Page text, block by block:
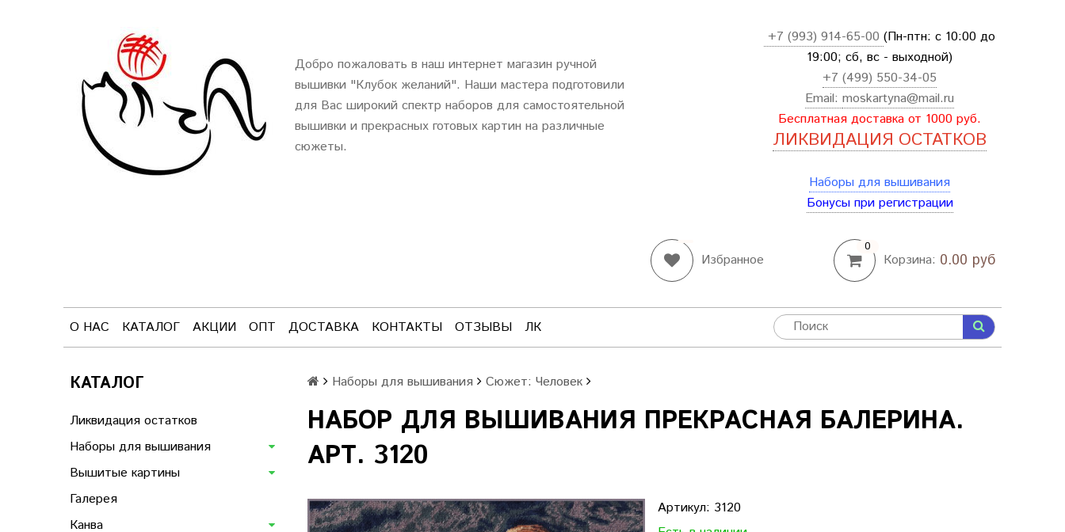
Добро пожаловать в наш интернет магазин ручной
вышивки "Клубок желаний". Наши мастера подготовили
для Вас широкий спектр наборов для самостоятельной
вышивки и прекрасных готовых картин на различные
сюжеты.
+7 (993) 914-65-00 (Пн-птн: с 10:00 до
19:00; сб, вс - выходной)
+7 (499) 550-34-05
Email: moskartyna@mail.ru
Бесплатная доставка от 1000 руб.
ЛИКВИДАЦИЯ ОСТАТКОВ
Наборы для вышивания
Бонусы при регистрации
Избранное
0
Корзина: 0.00 руб
О НАС КАТАЛОГ АКЦИИ ОПТ ДОСТАВКА КОНТАКТЫ ОТЗЫВЫ ЛК
КАТАЛОГ
Ликвидация остатков
Наборы для вышивания
Вышитые картины
Галерея
Канва
Наборы для вышивания Сюжет: Человек
НАБОР ДЛЯ ВЫШИВАНИЯ ПРЕКРАСНАЯ БАЛЕРИНА.
АРТ. 3120
Артикул: 3120